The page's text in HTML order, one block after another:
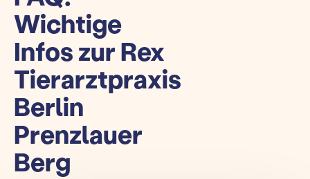
Wichtige
Infos zur Rex
Tierarztpraxis
Berlin
Prenzlauer
Berg